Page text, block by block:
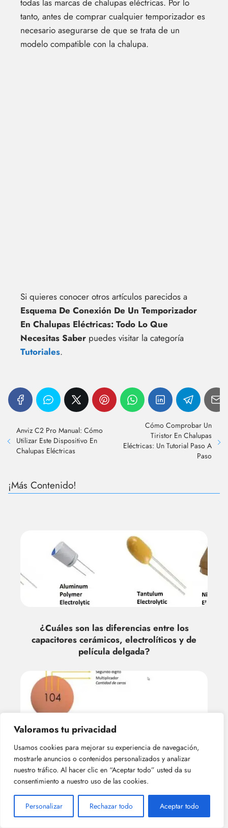
Valoramos tu privacidad
Usamos cookies para mejorar su experiencia de navegación,
mostrarle anuncios o contenidos personalizados y analizar
nuestro tráfico. Al hacer clic en “Aceptar todo” usted da su
consentimiento a nuestro uso de las cookies.
Personalizar Rechazar todo Aceptar todo
tanto, antes de comprar cualquier temporizador es
necesario asegurarse de que se trata de un
modelo compatible con la chalupa.
Si quieres conocer otros artículos parecidos a
Esquema De Conexión De Un Temporizador
En Chalupas Eléctricas: Todo Lo Que
Necesitas Saber puedes visitar la categoría
Tutoriales.
Anviz C2 Pro Manual: Cómo
Utilizar Este Dispositivo En
Chalupas Eléctricas
Cómo Comprobar Un
Tiristor En Chalupas
Eléctricas: Un Tutorial Paso A
Paso
¡Más Contenido!
¿Cuáles son las diferencias entre los
capacitores cerámicos, electrolíticos y de
película delgada?
¿Qué es un capacitor cerámico?